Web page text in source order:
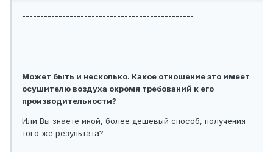
-----------------------------------------------
Может быть и несколько. Какое отношение это имеет
осушителю воздуха окромя требований к его
производительности?
Или Вы знаете иной, более дешевый способ, получения
того же результата?